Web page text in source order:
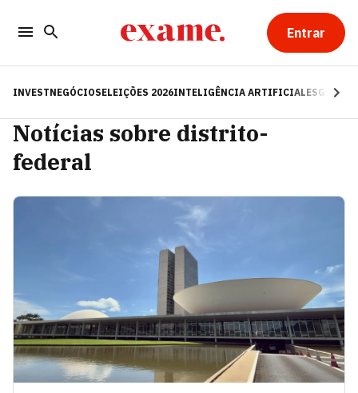
Entrar
INVESTNEGÓCIOSELEIÇÕES 2026INTELIGÊNCIA ARTIFICIALESG
Notícias sobre distrito-
federal